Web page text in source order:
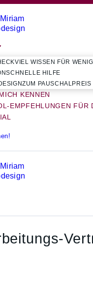
VIEL WISSEN FÜR
SCHNELLE HILFE
ZUM PAUSCHALPREIS
KENNEN
EMPFEHLUNGEN FÜR